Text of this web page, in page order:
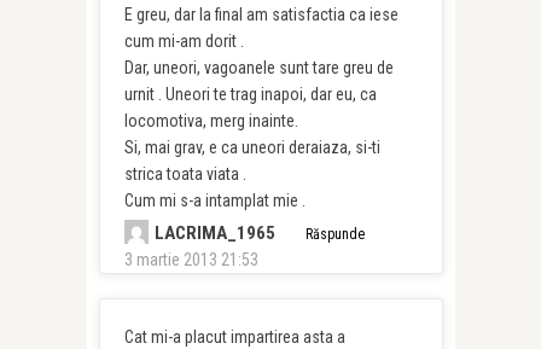
E greu, dar la final am satisfactia ca iese
cum mi-am dorit .
Dar, uneori, vagoanele sunt tare greu de
urnit . Uneori te trag inapoi, dar eu, ca
locomotiva, merg inainte.
Si, mai grav, e ca uneori deraiaza, si-ti
strica toata viata .
Cum mi s-a intamplat mie .
LACRIMA_1965
3 martie 2013 21:53
Răspunde
Cat mi-a placut impartirea asta a